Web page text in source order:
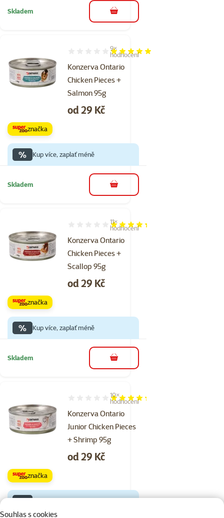
Souhlas s cookies
Skladem do košíku
Konzerva Ontario
Chicken Pieces +
Salmon 95g
Hodnocení 100%, počet hodnocení: 9
9×
hodnocení
Cena
od 29 Kč
značka
% Kup více, zaplať méně
Skladem do košíku
Konzerva Ontario
Chicken Pieces +
Scallop 95g
Hodnocení 87%, počet hodnocení: 11
11×
hodnocení
Cena
od 29 Kč
značka
% Kup více, zaplať méně
Skladem do košíku
Konzerva Ontario
Junior Chicken Pieces
+ Shrimp 95g
Hodnocení 86%, počet hodnocení: 10
10×
hodnocení
Cena
od 29 Kč
značka
%